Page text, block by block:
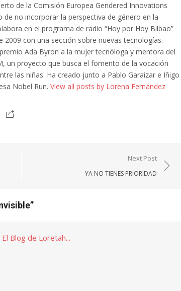
de la Comisión Europea Gendered Innovations
de no incorporar la perspectiva de género en la
en el programa de radio “Hoy por Hoy Bilbao”
2009 con una sección sobre nuevas tecnologías.
Ada Byron a la mujer tecnóloga y mentora del
un proyecto que busca el fomento de la vocación
las niñas. Ha creado junto a Pablo Garaizar e Iñigo
Nobel Run. View all posts by Lorena Fernández
Next Post
YA NO TIENES PRIORIDAD
”
Blog de Loretah...